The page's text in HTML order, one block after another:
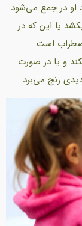
در جمع می‌شود.
یا این که در
است.
و یا در صورت
رنج‌ می‌برد.